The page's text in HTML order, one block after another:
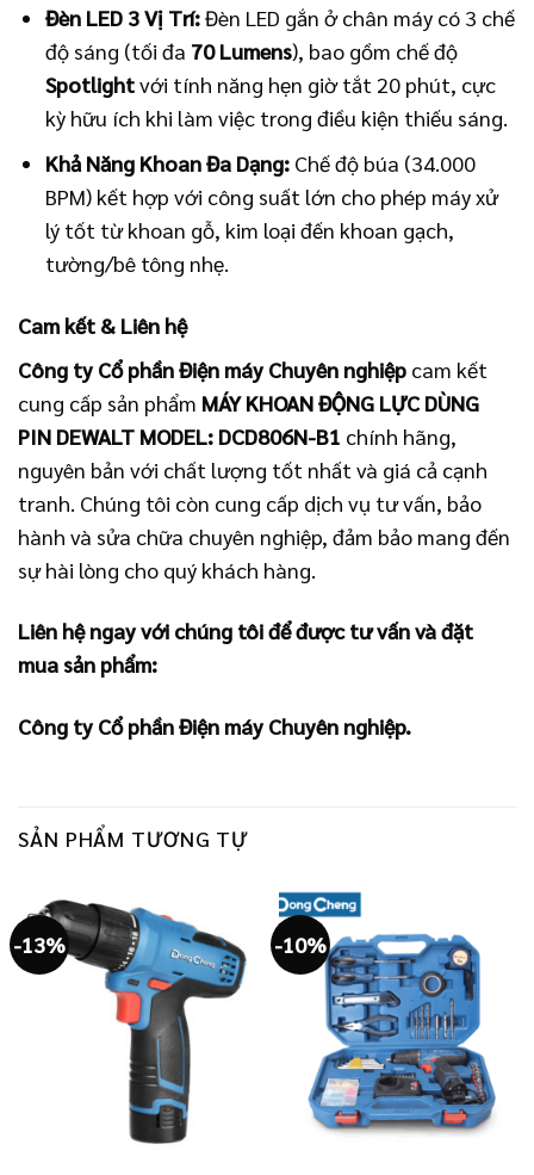
Đèn LED 3 Vị Trí:Đèn LED gắn ở chân máy có 3 chế
độ sáng (tối đa 70 Lumens), bao gồm chế độ
Spotlightvới tính năng hẹn giờ tắt 20 phút, cực
kỳ hữu ích khi làm việc trong điều kiện thiếu sáng.
Khả Năng Khoan Đa Dạng: Chế độ búa (34.000
BPM) kết hợp với công suất lớn cho phép máy xử
lý tốt từ khoan gỗ, kim loại đến khoan gạch,
tường/bê tông nhẹ.
Cam kết & Liên hệ
Công ty Cổ phần Điện máy Chuyên nghiệp cam kết
cung cấp sản phẩm MÁY KHOAN ĐỘNG LỰC DÙNG
PIN DEWALT MODEL: DCD806N-B1 chính hãng,
nguyên bản với chất lượng tốt nhất và giá cả cạnh
tranh. Chúng tôi còn cung cấp dịch vụ tư vấn, bảo
hành và sửa chữa chuyên nghiệp, đảm bảo mang đến
sự hài lòng cho quý khách hàng.
Liên hệ ngay với chúng tôi để được tư vấn và đặt
mua sản phẩm:
Công ty Cổ phần Điện máy Chuyên nghiệp.
SẢN PHẨM TƯƠNG TỰ
-13% -10%